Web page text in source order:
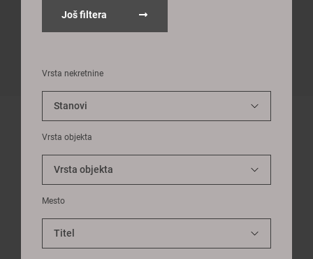
Još filtera
Vrsta nekretnine
Vrsta objekta
Mesto